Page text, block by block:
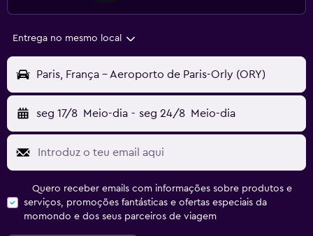
Entrega no mesmo local
Paris, França - Aeroporto de Paris-Orly (ORY)
seg 17/8 Meio-dia - seg 24/8 Meio-dia
Quero receber emails com informações sobre produtos e
serviços, promoções fantásticas e ofertas especiais da
momondo e dos seus parceiros de viagem